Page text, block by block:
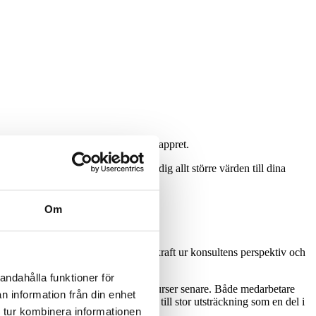
Om
funktioner för
information från din enhet
kombinera informationen
på ett personligt plan och på pappret.
samma ställe, och du kan ta med dig allt större värden till dina
stötta upp som extra resurs.
blir det både en drivkraft ur konsultens perspektiv och
kompetensutvecklande kurser senare. Både medarbetare
För dig som konsult kommer det till stor utsträckning som en del i